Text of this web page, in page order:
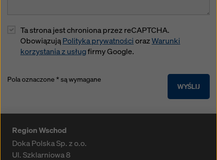
Ta strona jest chroniona przez reCAPTCHA.
ObowiązująPolityka prywatnościorazWarunki
korzystania z usługfirmy Google.
WYŚLIJ
Pola oznaczone * są wymagane
Region Wschod
Doka Polska Sp. z o.o.
Ul. Szklarniowa 8